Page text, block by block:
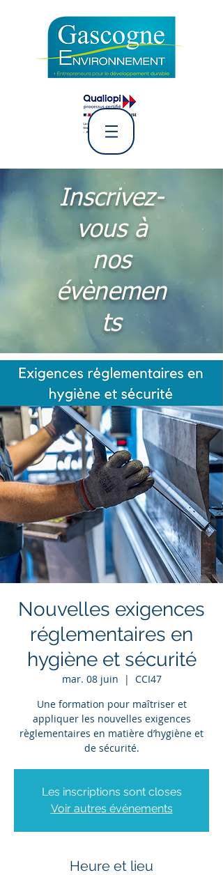
L' Association Gascogne
Environnement
Inscrivez-
vous à
nos
évènemen
ts
Nouvelles exigences
réglementaires en
hygiène et sécurité
mar. 08 juin
  |
CCI47
Une formation pour maîtriser et
appliquer les nouvelles exigences
règlementaires en matière d’hygiène et
de sécurité.
Les inscriptions sont closes
Voir autres événements
Heure et lieu